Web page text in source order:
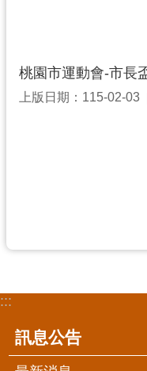
桃園市運動會-市長
上版日期：115-02-03
:::
訊息公告